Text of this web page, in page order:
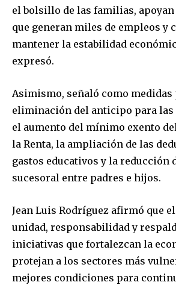
el bolsillo de las familias,
que generan miles de empleos y
mantener la estabilidad
expresó.
Asimismo, señaló como
eliminación del anticipo para las
el aumento del mínimo exento
la Renta, la ampliación de las
gastos educativos y la reducción
sucesoral entre padres e hijos.
Jean Luis Rodríguez afirmó que
unidad, responsabilidad y
iniciativas que fortalezcan la
protejan a los sectores más
mejores condiciones para